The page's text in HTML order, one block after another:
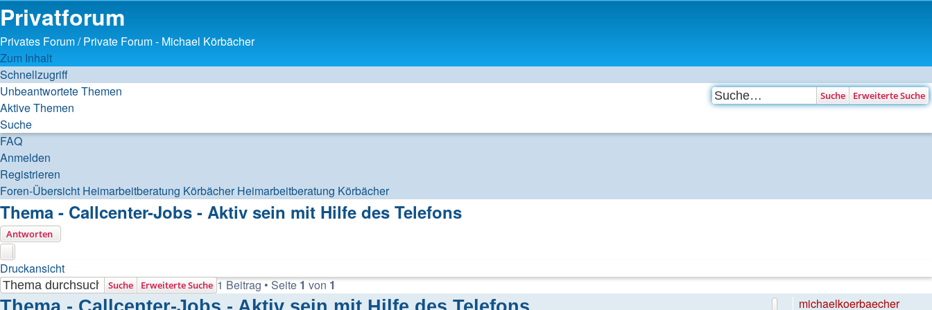
Privatforum
Privates Forum / Private Forum - Michael Körbächer
Zum Inhalt
Suche Erweiterte Suche
Schnellzugriff
Unbeantwortete Themen
Aktive Themen
Suche
FAQ
Anmelden
Registrieren
Foren-Übersicht Heimarbeitberatung Körbächer Heimarbeitberatung Körbächer
Thema - Callcenter-Jobs - Aktiv sein mit Hilfe des Telefons
Antworten
Druckansicht
Suche Erweiterte Suche 1 Beitrag • Seite 1 von 1
michaelkoerbaecher